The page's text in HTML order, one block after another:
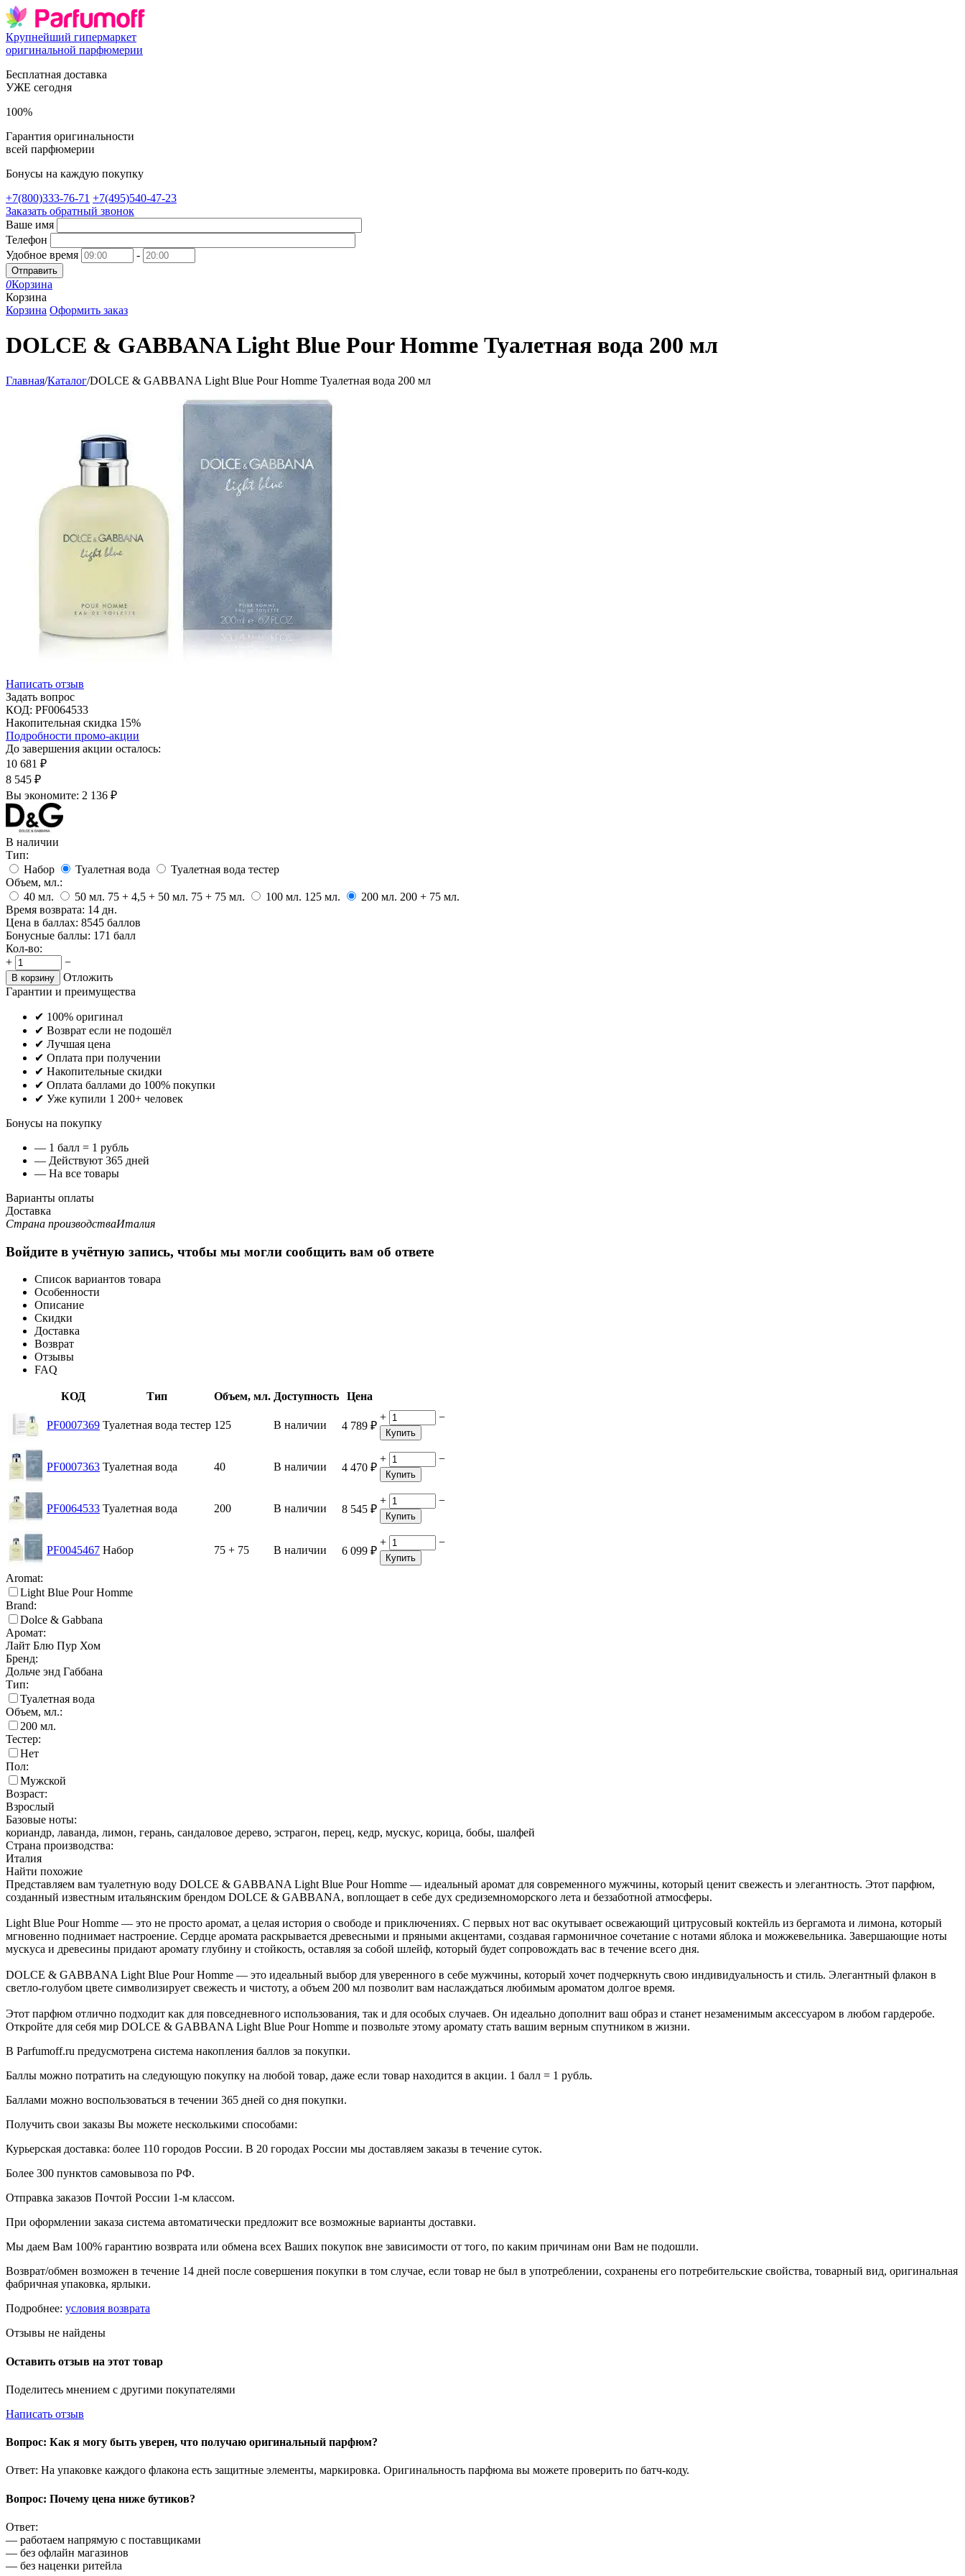
Крупнейший гипермаркет
оригинальной парфюмерии
Бесплатная доставка
УЖЕ сегодня
100%
Гарантия оригинальности
всей парфюмерии
Бонусы на каждую покупку
+7(800)333-76-71 +7(495)540-47-23
Заказать обратный звонок
Ваше имя
Телефон
Удобное время
-
Отправить
0Корзина
Корзина
Корзина Оформить заказ
DOLCE & GABBANA Light Blue Pour Homme Туалетная вода 200 мл
Главная/Каталог/DOLCE & GABBANA Light Blue Pour Homme Туалетная вода 200 мл
Написать отзыв
Задать вопрос
КОД: PF0064533
Накопительная скидка 15%
Подробности промо-акции
До завершения акции осталось:
10 681 ₽
8 545 ₽
Вы экономите: 2 136 ₽
В наличии
Тип:
Набор
Туалетная вода
Туалетная вода тестер
Объем, мл.:
40 мл. 50 мл. 75 + 4,5 + 50 мл. 75 + 75 мл. 100 мл. 125 мл. 200 мл. 200 + 75 мл.
Время возврата: 14 дн.
Цена в баллах: 8545 баллов
Бонусные баллы: 171 балл
Кол-во:
+
−
В корзину
Отложить
Гарантии и преимущества
✔ 100% оригинал
✔ Возврат если не подошёл
✔ Лучшая цена
✔ Оплата при получении
✔ Накопительные скидки
✔ Оплата баллами до 100% покупки
✔ Уже купили 1 200+ человек
Бонусы на покупку
— 1 балл = 1 рубль
— Действуют 365 дней
— На все товары
Варианты оплаты
Доставка
Страна производстваИталия
Войдите в учётную запись, чтобы мы могли сообщить вам об ответе
Список вариантов товара
Особенности
Описание
Скидки
Доставка
Возврат
Отзывы
FAQ
КОД Тип Объем, мл. Доступность Цена
PF0007369 Туалетная вода тестер 125 В наличии 4 789 ₽
+ −
Купить
PF0007363 Туалетная вода 40 В наличии 4 470 ₽
+ −
Купить
PF0064533 Туалетная вода 200 В наличии 8 545 ₽
+ −
Купить
PF0045467 Набор 75 + 75 В наличии 6 099 ₽
+ −
Купить
Aromat:
Light Blue Pour Homme
Brand:
Dolce & Gabbana
Аромат:
Лайт Блю Пур Хом
Бренд:
Дольче энд Габбана
Тип:
Туалетная вода
Объем, мл.:
200 мл.
Тестер:
Нет
Пол:
Мужской
Возраст:
Взрослый
Базовые ноты:
кориандр, лаванда, лимон, герань, сандаловое дерево, эстрагон, перец, кедр, мускус, корица, бобы, шалфей
Страна производства:
Италия
Найти похожие
Представляем вам туалетную воду DOLCE & GABBANA Light Blue Pour Homme — идеальный аромат для современного мужчины, который ценит свежесть и элегантность. Этот парфюм,
созданный известным итальянским брендом DOLCE & GABBANA, воплощает в себе дух средиземноморского лета и беззаботной атмосферы.
Light Blue Pour Homme — это не просто аромат, а целая история о свободе и приключениях. С первых нот вас окутывает освежающий цитрусовый коктейль из бергамота и лимона, который
мгновенно поднимает настроение. Сердце аромата раскрывается древесными и пряными акцентами, создавая гармоничное сочетание с нотами яблока и можжевельника. Завершающие ноты
мускуса и древесины придают аромату глубину и стойкость, оставляя за собой шлейф, который будет сопровождать вас в течение всего дня.
DOLCE & GABBANA Light Blue Pour Homme — это идеальный выбор для уверенного в себе мужчины, который хочет подчеркнуть свою индивидуальность и стиль. Элегантный флакон в
светло-голубом цвете символизирует свежесть и чистоту, а объем 200 мл позволит вам наслаждаться любимым ароматом долгое время.
Этот парфюм отлично подходит как для повседневного использования, так и для особых случаев. Он идеально дополнит ваш образ и станет незаменимым аксессуаром в любом гардеробе.
Откройте для себя мир DOLCE & GABBANA Light Blue Pour Homme и позвольте этому аромату стать вашим верным спутником в жизни.
В Parfumoff.ru предусмотрена система накопления баллов за покупки.
Баллы можно потратить на следующую покупку на любой товар, даже если товар находится в акции. 1 балл = 1 рубль.
Баллами можно воспользоваться в течении 365 дней со дня покупки.
Получить свои заказы Вы можете несколькими способами:
Курьерская доставка: более 110 городов России. В 20 городах России мы доставляем заказы в течение суток.
Более 300 пунктов самовывоза по РФ.
Отправка заказов Почтой России 1-м классом.
При оформлении заказа система автоматически предложит все возможные варианты доставки.
Мы даем Вам 100% гарантию возврата или обмена всех Ваших покупок вне зависимости от того, по каким причинам они Вам не подошли.
Возврат/обмен возможен в течение 14 дней после совершения покупки в том случае, если товар не был в употреблении, сохранены его потребительские свойства, товарный вид, оригинальная
фабричная упаковка, ярлыки.
Подробнее: условия возврата
Отзывы не найдены
Оставить отзыв на этот товар
Поделитесь мнением с другими покупателями
Написать отзыв
Вопрос: Как я могу быть уверен, что получаю оригинальный парфюм?
Ответ: На упаковке каждого флакона есть защитные элементы, маркировка. Оригинальность парфюма вы можете проверить по батч-коду.
Вопрос: Почему цена ниже бутиков?
Ответ:
— работаем напрямую с поставщиками
— без офлайн магазинов
— без наценки ритейла